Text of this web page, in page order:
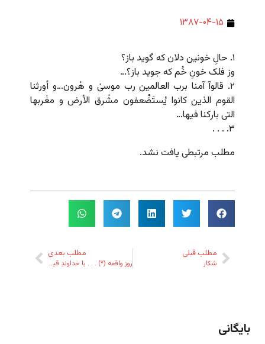
۱۳۸۷-۰۴-۱۵
۱. حالِ خونین دلان که گوید باز؟
وز فلک خونِ خُم که جوید باز؟…
۲. قالوآ آمنا برب العالمین رب موسیٰ و هٰرون…و أورثنا
القوم الذین کانوا یُستَضْعفون مشٰرق الأرض و مغٰربها
التی بارکنا فیها…
۳. . . .
مطلب مرتبطی یافت نشد.
مطلب قبلی
شکار
مطلب بعدی
روز واقعه (*) . . . با خداوندِ قیامت . . .
بایگانی